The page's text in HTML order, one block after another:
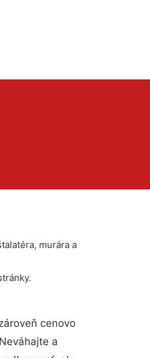
murára a
cenovo
a